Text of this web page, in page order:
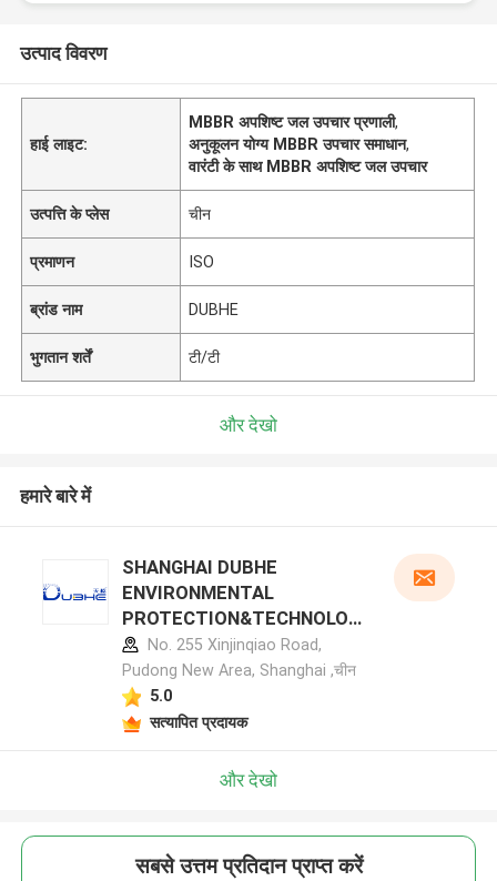
उत्पाद विवरण
हाई लाइट:
MBBR अपशिष्ट जल उपचार प्रणाली,
अनुकूलन योग्य MBBR उपचार समाधान,
वारंटी के साथ MBBR अपशिष्ट जल उपचार
उत्पत्ति के प्लेस चीन
प्रमाणन ISO
ब्रांड नाम DUBHE
भुगतान शर्तें टी/टी
और देखो
हमारे बारे में
SHANGHAI DUBHE
ENVIRONMENTAL
PROTECTION&TECHNOLOG
Y CO.,LTD निर्माता प्रोफ़ाइल
No. 255 Xinjinqiao Road,
Pudong New Area, Shanghai ,चीन
5.0
सत्यापित प्रदायक
और देखो
सबसे उत्तम प्रतिदान प्राप्त करें